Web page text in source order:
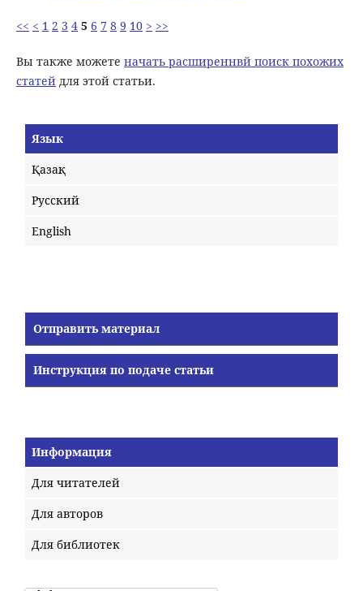
<< < 1 2 3 4 5 6 7 8 9 10 > >>
Вы также можете начать расширеннвй поиск похожих
статейдля этой статьи.
Язык
Қазақ
Русский
English
Отправить материал
Инструкция по подаче статьи
Информация
Для читателей
Для авторов
Для библиотек